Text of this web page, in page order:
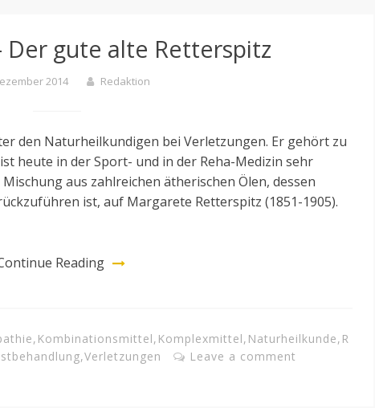
Der gute alte Retterspitz
2014 Redaktion
den Naturheilkundigen bei Verletzungen. Er gehört zu
heute in der Sport- und in der Reha-Medizin sehr
aus zahlreichen ätherischen Ölen, dessen
ist, auf Margarete Retterspitz (1851-1905).
Reading
, Kombinationsmittel, Komplexmittel, Naturheilkunde, R
,Verletzungen Leave a comment